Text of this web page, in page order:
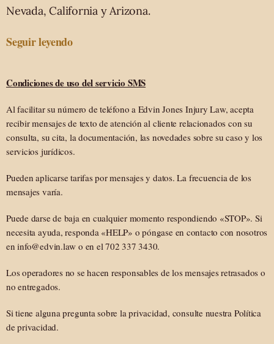
Nevada, California y Arizona.
Seguir leyendo
Condiciones de uso del servicio SMS
Al facilitar su número de teléfono a Edvin Jones Injury Law, acepta
recibir mensajes de texto de atención al cliente relacionados con su
consulta, su cita, la documentación, las novedades sobre su caso y los
servicios jurídicos.
Pueden aplicarse tarifas por mensajes y datos. La frecuencia de los
mensajes varía.
Puede darse de baja en cualquier momento respondiendo «STOP». Si
necesita ayuda, responda «HELP» o póngase en contacto con nosotros
en info@edvin.law o en el 702 337 3430.
Los operadores no se hacen responsables de los mensajes retrasados o
no entregados.
Si tiene alguna pregunta sobre la privacidad, consulte nuestra Política
de privacidad.